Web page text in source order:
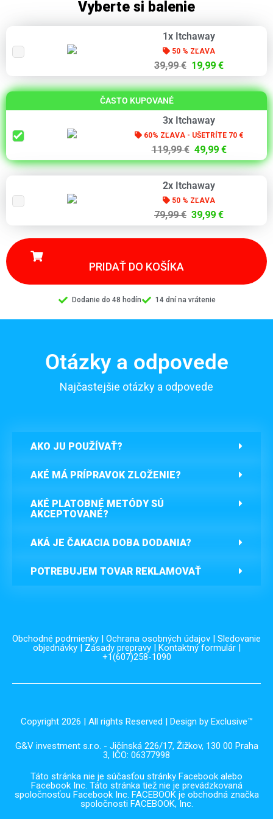
Vyberte si balenie
1x Itchaway
50 % ZĽAVA
39,99 € 19,99 €
ČASTO KUPOVANÉ
3x Itchaway
60% ZĽAVA - UŠETRÍTE 70 €
119,99 € 49,99 €
2x Itchaway
50 % ZĽAVA
79,99 € 39,99 €
PRIDAŤ DO KOŠÍKA
Dodanie do 48 hodín 14 dní na vrátenie
Otázky a odpovede
Najčastejšie otázky a odpovede
AKO JU POUŽÍVAŤ?
AKÉ MÁ PRÍPRAVOK ZLOŽENIE?
AKÉ PLATOBNÉ METÓDY SÚ
AKCEPTOVANÉ?
AKÁ JE ČAKACIA DOBA DODANIA?
POTREBUJEM TOVAR REKLAMOVAŤ
Obchodné podmienky | Ochrana osobných údajov | Sledovanie
objednávky| Zásady prepravy| Kontaktný formulár|
+1(607)258-1090
Copyright 2026 | All rights Reserved | Design by Exclusive™️
G&V investment s.r.o. - Jičínská 226/17, Žižkov, 130 00 Praha
3, IČO: 06377998
Táto stránka nie je súčasťou stránky Facebook alebo
Facebook Inc. Táto stránka tiež nie je prevádzkovaná
spoločnosťou Facebook Inc. FACEBOOK je obchodná značka
spoločnosti FACEBOOK, Inc.